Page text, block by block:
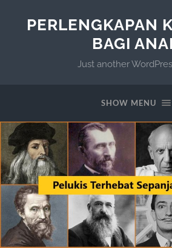
PERLENGKAPAN
BAGI
Just another
SHOW MENU